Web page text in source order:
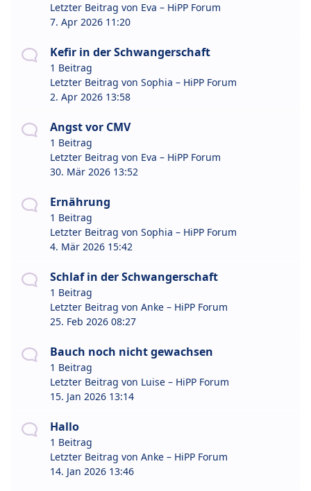
Letzter Beitrag von Eva – HiPP Forum
7. Apr 2026 11:20
Kefir in der Schwangerschaft
1 Beitrag
Letzter Beitrag von Sophia – HiPP Forum
2. Apr 2026 13:58
Angst vor CMV
1 Beitrag
Letzter Beitrag von Eva – HiPP Forum
30. Mär 2026 13:52
Ernährung
1 Beitrag
Letzter Beitrag von Sophia – HiPP Forum
4. Mär 2026 15:42
Schlaf in der Schwangerschaft
1 Beitrag
Letzter Beitrag von Anke – HiPP Forum
25. Feb 2026 08:27
Bauch noch nicht gewachsen
1 Beitrag
Letzter Beitrag von Luise – HiPP Forum
15. Jan 2026 13:14
Hallo
1 Beitrag
Letzter Beitrag von Anke – HiPP Forum
14. Jan 2026 13:46